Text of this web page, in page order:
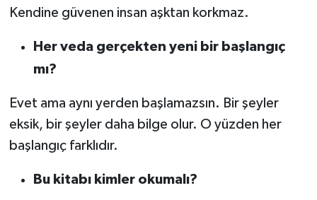
Kendine güvenen insan aşktan korkmaz.
Her veda gerçekten yeni bir başlangıç
mı?
Evet ama aynı yerden başlamazsın. Bir şeyler
eksik, bir şeyler daha bilge olur. O yüzden her
başlangıç farklıdır.
Bu kitabı kimler okumalı?